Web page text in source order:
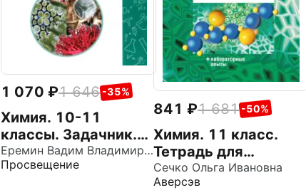
1 070 1 646 -35%
Химия. 10-11
классы. Задачник.
Углубленный
уровень. ФГОС
Еремин Вадим Владимирович
Просвещение
841 1 681 -50%
Химия. 11 класс.
Тетрадь для
практических работ.
Повышенный
Сечко Ольга Ивановна
Аверсэв